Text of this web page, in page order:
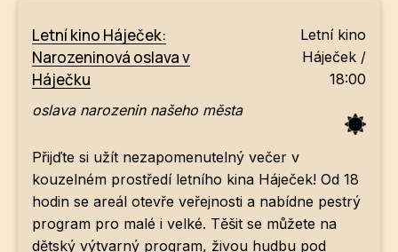
Letní kino Háječek:
Narozeninová oslava v
Háječku
oslava narozenin našeho města
Letní kino
Háječek /
18:00
Přijďte si užít nezapomenutelný večer v
kouzelném prostředí letního kina Háječek! Od 18
hodin se areál otevře veřejnosti a nabídne pestrý
program pro malé i velké. Těšit se můžete na
dětský výtvarný program, živou hudbu pod